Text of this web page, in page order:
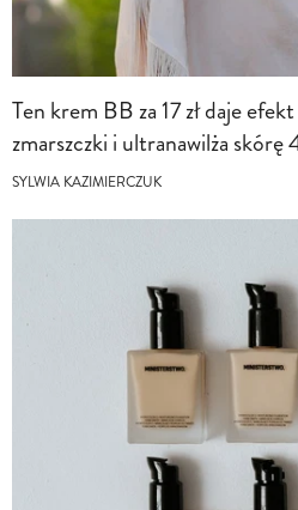
Ten krem BB za 17 zł daje
zmarszczki i ultranawilża
SYLWIA KAZIMIERCZUK